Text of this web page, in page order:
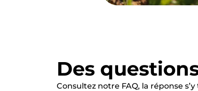
Des
Consultez notre FAQ, la réponse